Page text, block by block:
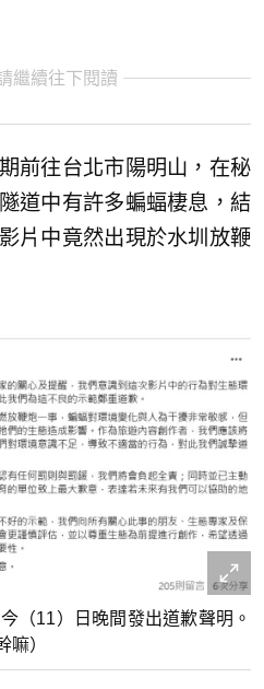
繼續往下閱讀
前往台北市陽明山，在秘
道中有許多蝙蝠棲息，結
片中竟然出現於水圳放鞭
（11）日晚間發出道歉聲明。
嘛）